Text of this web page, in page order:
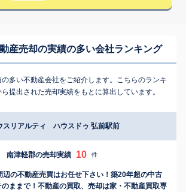
産売却の実績の多い会社ランキング
多い不動産会社をご紹介します。こちらのランキ
提出された売却実績をもとに算出しています。
スリアルティ ハウスドゥ 弘前駅前
南津軽郡の売却実績 10 件
辺の不動産売買はお任せ下さい！築20年超の中古
ままで！不動産の買取、売却は家・不動産買取専